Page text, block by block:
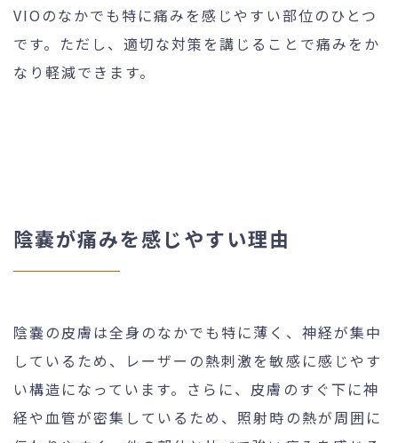
VIOのなかでも特に痛みを感じやすい部位のひとつ
です。ただし、適切な対策を講じることで痛みをか
なり軽減できます。
陰嚢が痛みを感じやすい理由
陰嚢の皮膚は全身のなかでも特に薄く、神経が集中
しているため、レーザーの熱刺激を敏感に感じやす
い構造になっています。さらに、皮膚のすぐ下に神
経や血管が密集しているため、照射時の熱が周囲に